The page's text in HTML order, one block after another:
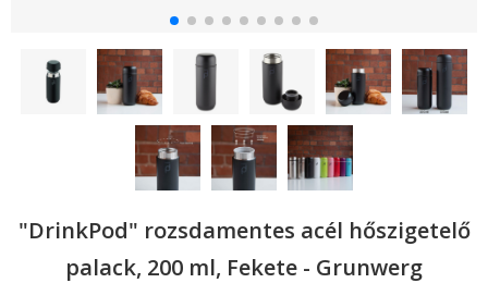
"DrinkPod" rozsdamentes acél hőszigetelő
palack, 200 ml, Fekete - Grunwerg